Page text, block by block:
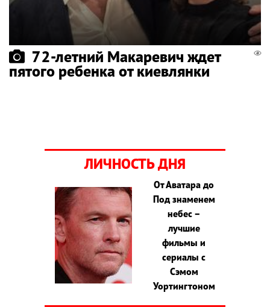
72-летний Макаревич ждет
пятого ребенка от киевлянки
ЛИЧНОСТЬ ДНЯ
От Аватара до
Под знаменем
небес –
лучшие
фильмы и
сериалы с
Сэмом
Уортингтоном